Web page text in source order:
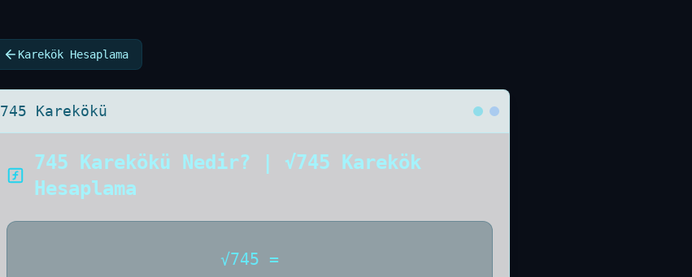
Karekök Hesaplama
745 Karekökü
745 Karekökü Nedir? | √745 Karekök
Hesaplama
√745 =